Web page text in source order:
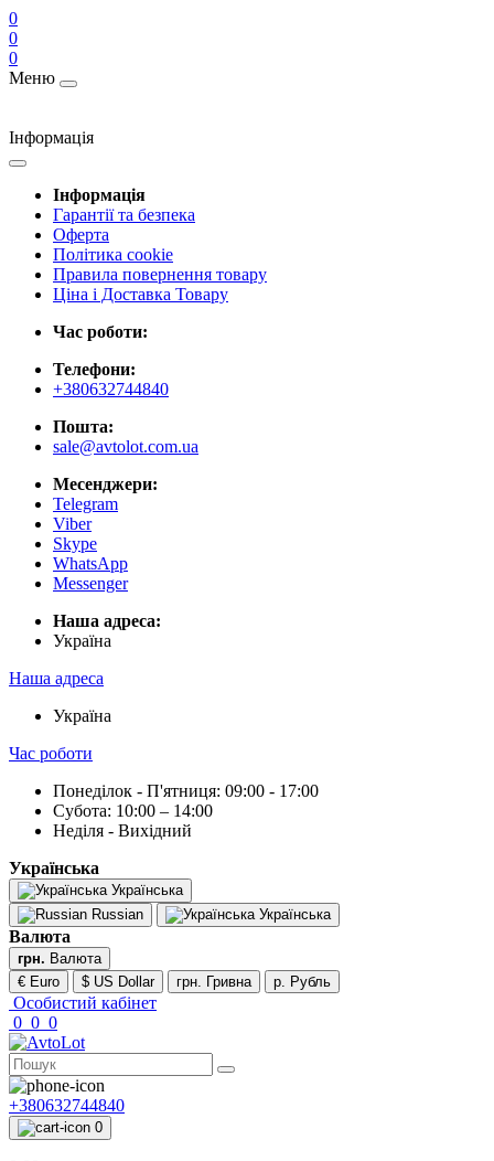
0
0
0
Меню
Інформація
Інформація
Гарантії та безпека
Оферта
Політика cookie
Правила повернення товару
Ціна і Доставка Товару
Час роботи:
Телефони:
+380632744840
Пошта:
sale@avtolot.com.ua
Месенджери:
Telegram
Viber
Skype
WhatsApp
Messenger
Наша адреса:
Українa
Наша адреса
Українa
Час роботи
Понеділок - П'ятниця: 09:00 - 17:00
Субота: 10:00 – 14:00
Неділя - Вихідний
Українська
Українська
Russian
Українська
Валюта
грн. Валюта
€ Euro
$ US Dollar грн. Гривна р. Рубль
Особистий кабінет
0 0 0
+380632744840
0